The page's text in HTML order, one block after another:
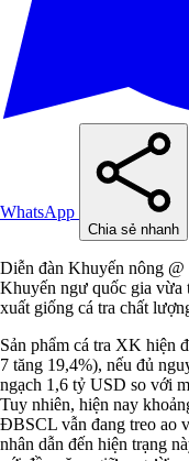
WhatsApp
Chia sẻ nhanh
Diễn đàn Khuyến nông
Khuyến ngư quốc gia vừa
xuất giống cá tra chất
Sản phẩm cá tra XK hiện
7 tăng 19,4%), nếu đủ
ngạch 1,6 tỷ USD so với
Tuy nhiên, hiện nay
ĐBSCL vẫn đang treo ao
nhân dẫn đến hiện trạng